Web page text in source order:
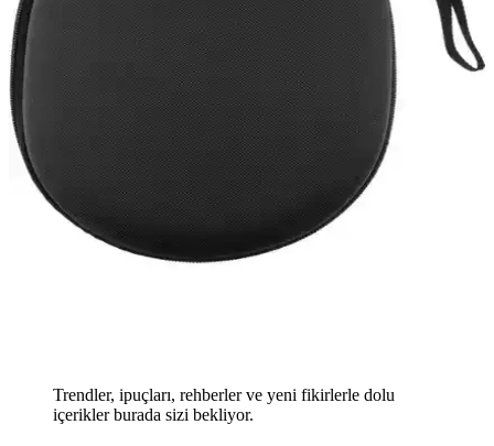
Trendler, ipuçları, rehberler ve yeni fikirlerle dolu
içerikler burada sizi bekliyor.